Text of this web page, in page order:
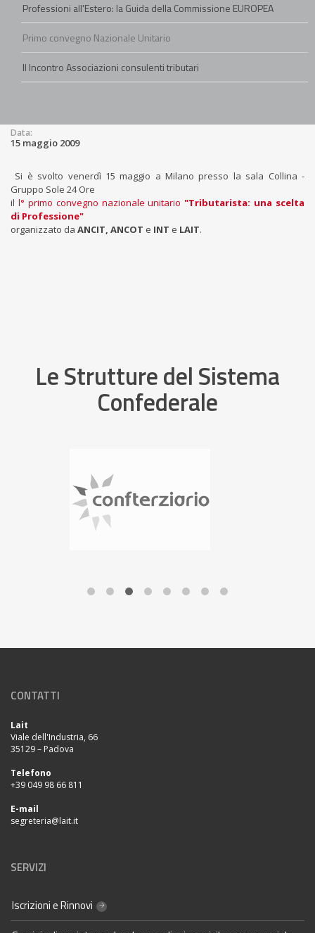
Professioni all'Estero: la Guida della Commissione EUROPEA
Primo convegno Nazionale Unitario
II Incontro Associazioni consulenti tributari
Data:
15 maggio 2009
Si è svolto venerdì 15 maggio a Milano presso la sala Collina -
Gruppo Sole 24 Ore
il l° primo convegno nazionale unitario"Tributarista: una scelta
di Professione"
organizzato da ANCIT, ANCOT e INT e LAIT.
Le Strutture del Sistema
Confederale
CONTATTI
Lait
Viale dell'Industria, 66
35129 – Padova
Telefono
+39 049 98 66 811
E-mail
segreteria@lait.it
SERVIZI
Iscrizioni e Rinnovi